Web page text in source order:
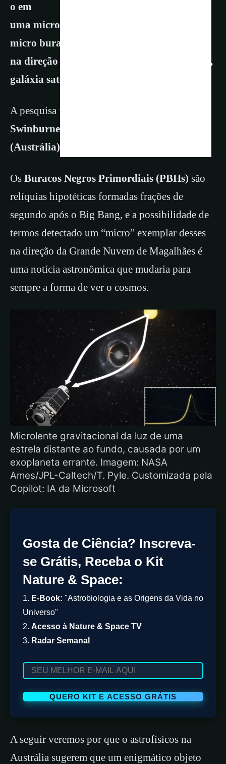
o em
uma micro-lente gravitacional pode ser um
micro buraco negro da origem do Universo,
na direção da Grande Nuvem de Magalhães,
galáxia satélite da Via Láctea
A pesquisa foi coordenada por astrofísicos da
Swinburne University of Technology
(Austrália)
Os Buracos Negros Primordiais (PBHs) são
relíquias hipotéticas formadas frações de
segundo após o Big Bang, e a possibilidade de
termos detectado um “micro” exemplar desses
na direção da Grande Nuvem de Magalhães é
uma notícia astronômica que mudaria para
sempre a forma de ver o cosmos.
Microlente gravitacional da luz de uma
estrela distante ao fundo, causada por um
exoplaneta errante. Imagem: NASA
Ames/JPL-Caltech/T. Pyle. Customizada pela
Copilot: IA da Microsoft
Gosta de Ciência? Inscreva-
se Grátis, Receba o Kit
Nature & Space:
1. E-Book: "Astrobiologia e as Origens da Vida no
Universo"
2. Acesso à Nature & Space TV
3. Radar Semanal
A seguir veremos por que o astrofísicos na
Austrália sugerem que um enigmático objeto